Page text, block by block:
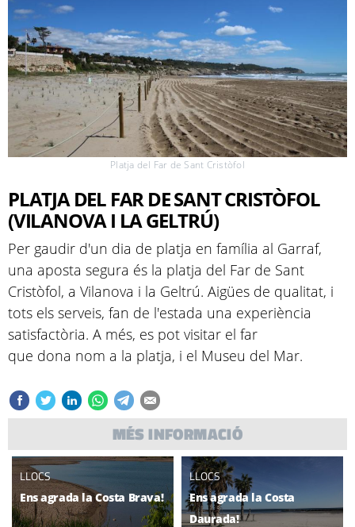
Platja del Far de Sant Cristòfol
PLATJA DEL FAR DE SANT CRISTÒFOL
(VILANOVA I LA GELTRÚ)
Per gaudir d'un dia de platja en família al Garraf,
una aposta segura és la platja del Far de Sant
Cristòfol, a Vilanova i la Geltrú. Aigües de qualitat, i
tots els serveis, fan de l'estada una experiència
satisfactòria. A més, es pot visitar el far
que dona nom a la platja, i el Museu del Mar.
MÉS INFORMACIÓ
LLOCS
Ens agrada la Costa Brava!
LLOCS
Ens agrada la Costa
Daurada!